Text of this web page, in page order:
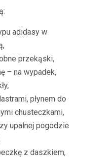
adidasy w
przekąski,
– na wypadek,
płynem do
chusteczkami,
upalnej pogodzie
z daszkiem,